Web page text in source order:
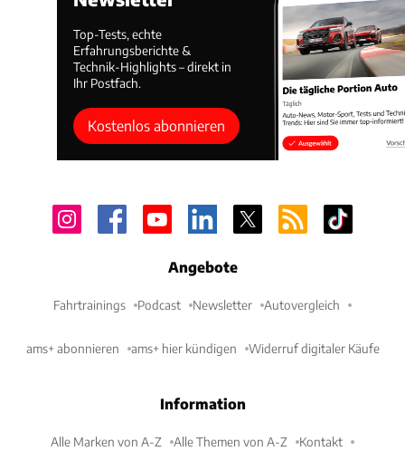
Top-Tests, echte
Erfahrungsberichte &
Technik-Highlights – direkt in
Ihr Postfach.
Kostenlos abonnieren
Angebote
Fahrtrainings Podcast Newsletter Autovergleich
ams+ abonnieren ams+ hier kündigen Widerruf digitaler Käufe
Information
Alle Marken von A-Z Alle Themen von A-Z Kontakt